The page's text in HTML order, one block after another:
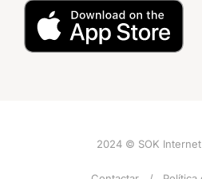
2024 © SOK Internet